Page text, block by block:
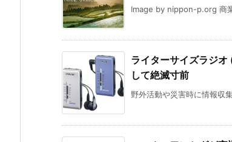
Image by nippon-p.org 商
ライターサイズラジ
して絶滅寸前
野外活動や災害時に情報収